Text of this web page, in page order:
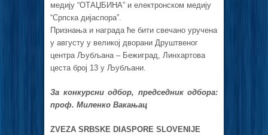
медију “ОТАЏБИНА” и електронском медију
“Српска дијаспора”.
Признања и награда ће бити свечано уручена
у августу у великој дворани Друштвеног
центра Љубљана – Бежиград, Линхартова
цеста број 13 у Љубљани.
За конкурсни одбор, председник одбора:
проф. Миленко Вакањац
ZVEZA SRBSKE DIASPORE SLOVENIJE